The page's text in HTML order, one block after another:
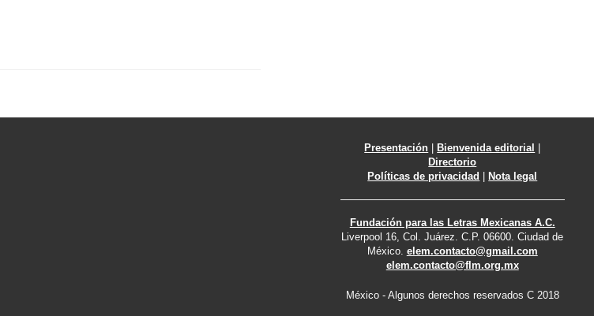
Presentación |Bienvenida editorial |
Directorio
Políticas de privacidad |Nota legal
Fundación para las Letras Mexicanas A.C.
Liverpool 16, Col. Juárez. C.P. 06600. Ciudad de
México. elem.contacto@gmail.com
elem.contacto@flm.org.mx
México - Algunos derechos reservados C 2018